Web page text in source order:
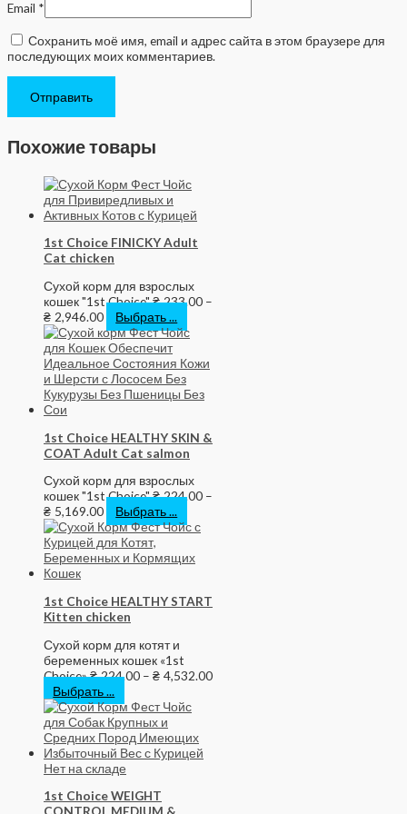
Email *
Сохранить моё имя, email и адрес сайта в этом браузере для
последующих моих комментариев.
Похожие товары
1st Choice FINICKY Adult
Cat chicken
Сухой корм для взрослых
кошек "1st Choice"₴ 233.00 –
₴ 2,946.00 Выбрать ...
1st Choice HEALTHY SKIN &
COAT Adult Cat salmon
Сухой корм для взрослых
кошек "1st Choice"₴ 224.00 –
₴ 5,169.00 Выбрать ...
1st Choice HEALTHY START
Kitten chicken
Сухой корм для котят и
беременных кошек «1st
Choice»₴ 224.00 – ₴ 4,532.00
Выбрать ...
Нет на складе
1st Choice WEIGHT